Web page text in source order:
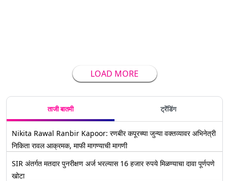
LOAD MORE
ताजी बातमी ट्रेंडिंग
Nikita Rawal Ranbir Kapoor: रणबीर कपूरच्या जुन्या वक्तव्यावर अभिनेत्री
निकिता रावल आक्रमक, माफी मागण्याची मागणी
SIR अंतर्गत मतदार पुनरीक्षण अर्ज भरल्यास 16 हजार रुपये मिळण्याचा दावा पूर्णपणे
खोटा